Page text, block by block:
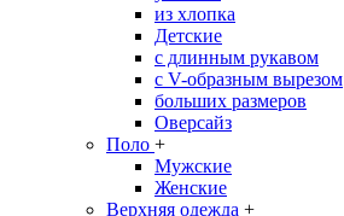
из хлопка
Детские
с длинным рукавом
с V-образным вырезом
больших размеров
Оверсайз
Поло +
Мужские
Женские
Верхняя одежда +